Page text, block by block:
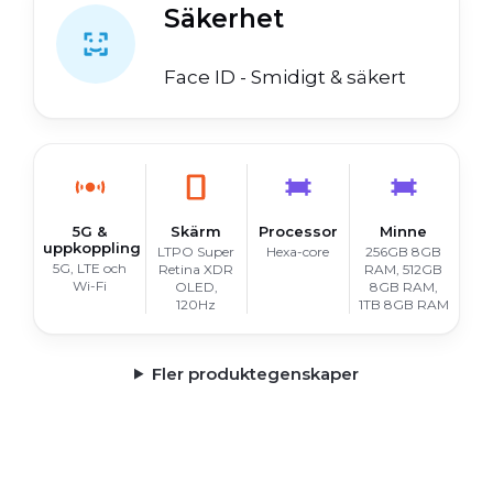
Säkerhet
Face ID - Smidigt & säkert
5G &
uppkoppling
5G, LTE och
Wi-Fi
Skärm
LTPO Super
Retina XDR
OLED,
120Hz
Processor
Hexa-core
Minne
256GB 8GB
RAM, 512GB
8GB RAM,
1TB 8GB RAM
Fler produktegenskaper